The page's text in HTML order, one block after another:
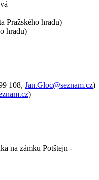
Pražského hradu)
hradu)
108, Jan.Gloc@seznam.cz)
)
na zámku Potštejn -